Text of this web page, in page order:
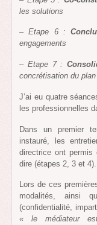
les solutions
– Etape 6 :
engagements
– Etape 7 :
concrétisation du plan
J’ai eu quatre
les professionnelles
Dans un premier
instauré, les
directrice ont permis
dire (étapes 2, 3 et 4).
Lors de ces
modalités, ainsi
(confidentialité,
« le médiateur